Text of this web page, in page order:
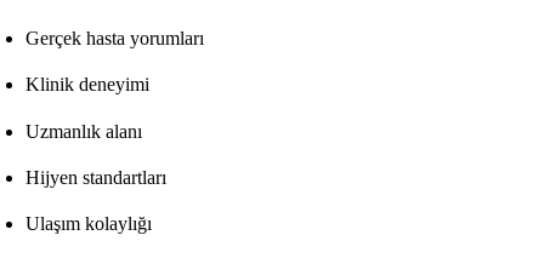
Gerçek hasta yorumları
Klinik deneyimi
Uzmanlık alanı
Hijyen standartları
Ulaşım kolaylığı